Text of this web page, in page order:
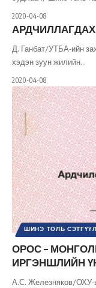
2020-04-08
Д. Ганбат/УТБА-ийн
хэдэн зуун жилийн…
2020-04-08
ШИНЭ ТОЛЬ СЭТГҮҮЛ
ОРОС –
ИРГЭНШЛИЙН
А.С. Железняков/